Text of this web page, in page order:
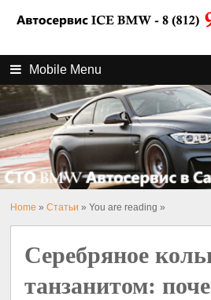
Mobile Menu
Home »Статьи » You are reading »
Серебряное
танзанитом: